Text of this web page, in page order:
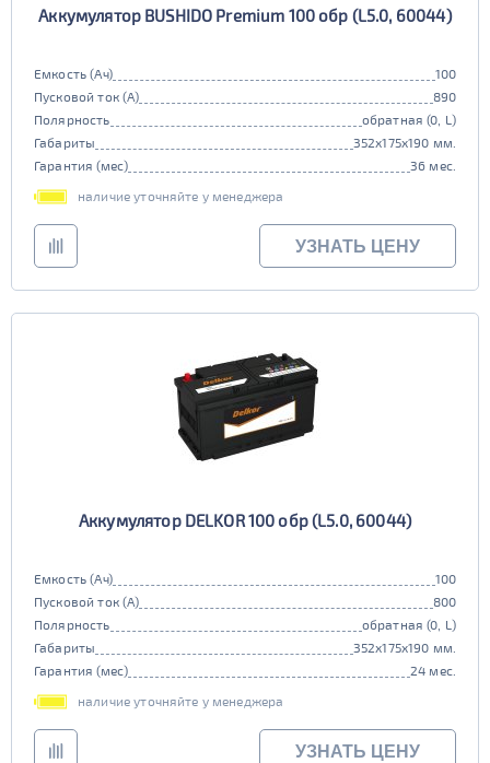
Аккумулятор BUSHIDO Premium 100 обр (L5.0, 60044)
Емкость (Ач)
100
Пусковой ток (А)
890
Полярность
обратная (0, L)
Габариты
352x175x190 мм.
Гарантия (мес)
36 мес.
наличие уточняйте у менеджера
УЗНАТЬ ЦЕНУ
Аккумулятор DELKOR 100 обр (L5.0, 60044)
Емкость (Ач)
100
Пусковой ток (А)
800
Полярность
обратная (0, L)
Габариты
352x175x190 мм.
Гарантия (мес)
24 мес.
наличие уточняйте у менеджера
УЗНАТЬ ЦЕНУ